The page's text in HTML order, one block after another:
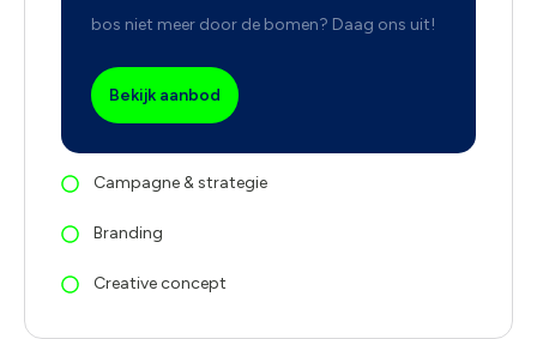
bos niet meer door de bomen? Daag ons uit!
Bekijk aanbod
Campagne & strategie
Branding
Creative concept